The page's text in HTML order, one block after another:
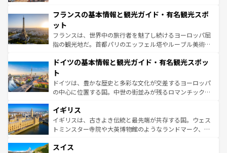
ませてくれるイタリアで、忘れられない旅をしてみよう！
なお、新着のイタリア情報は
しい。
文化が根付くこの国では、情熱的なフラメンコ、熱気あふ
れる闘牛、そして美味しいタパスが生活の一部となってい
る。首都マドリードの洗練された雰囲気や、バルセロナの
アートに溢れた街角から、地方では古代ローマ遺跡や中世
せる。地方によって風土や気候が異なるスペインはその個
ンテンツ一覧 を参照してほしい。
フランスの基本情報と観光ガイド・有名観光スポ
ット
フランスは、世界中の旅行者を魅了し続けるヨーロッパ屈
指の観光地だ。首都パリのエッフェル塔やルーブル美術館
で、幅広い魅力が詰まっている。華麗な宮殿、歴史的な大
聖堂、美しいビーチ、そして豊かな自然が、訪れる者を心
から魅了する。また、フランスは美食の国としても知ら
れ、フランス料理はユネスコ無形文化遺産にも登録されて
香り高いラベンダー畑など、多彩な楽しみ方が可能だ。さ
らに、パリ以外の地域にも魅力が溢れており、どの街角に
も豊かな歴史と文化が息づいている。パリ以外の個性あふ
ドイツの基本情報と観光ガイド・有名観光スポッ
ト
ドイツは、豊かな歴史と多彩な文化が交差するヨーロッパ
の中心に位置する国。中世の街並みが残るロマンチック街
顔を持つこの国は、どこを歩いても飽きることがない。ベ
ルリンの文化的活気、バイエルン州のアルプスの絶景、そ
してライン川沿いのワイン畑といった風景は必見。ビール
は、お酒好きな人にはぜひ体験してほしい。 なお、新着の
イギリス
イギリスは、古きよき伝統と最先端が共存する国。ウェス
トミンスター寺院や大英博物館のようなランドマーク、歴
リアごとに異なる魅力がある。また、優雅なアフタヌーン
スイス